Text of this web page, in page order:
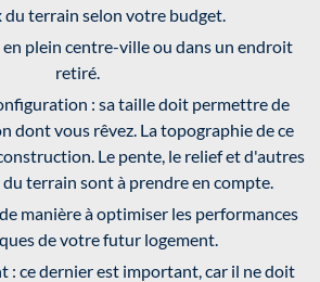
du terrain selon votre budget.
en plein centre-ville ou dans un endroit
retiré.
: sa taille doit permettre de
dont vous rêvez. La topographie de ce
Le pente, le relief et d'autres
terrain sont à prendre en compte.
manière à optimiser les performances
de votre futur logement.
: ce dernier est important, car il ne doit